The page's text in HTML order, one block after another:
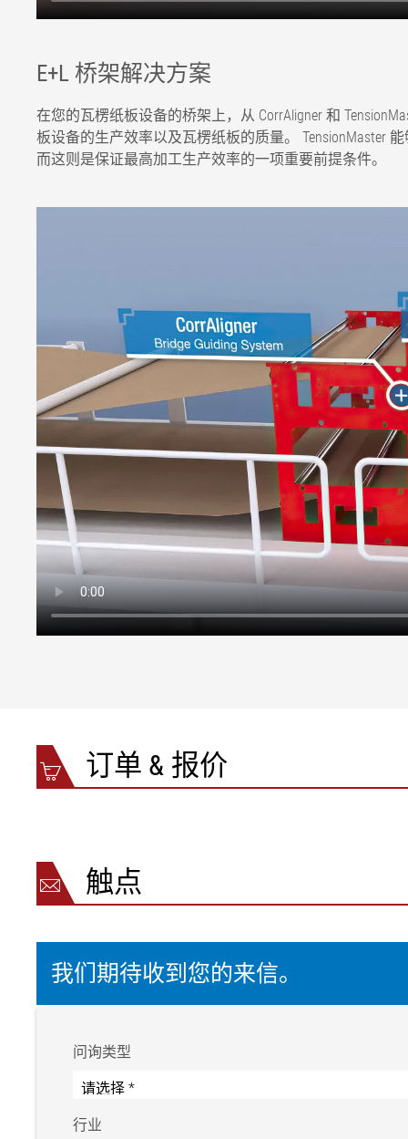
E+L 桥架解决方案
在您的瓦楞纸板设备的桥架上，从 CorrAligner 和
板设备的生产效率以及瓦楞纸板的质量。 TensionMaster
而这则是保证最高加工生产效率的一项重要前提条件。
订单 & 报价
触点
我们期待收到您的来信。
问询类型
行业